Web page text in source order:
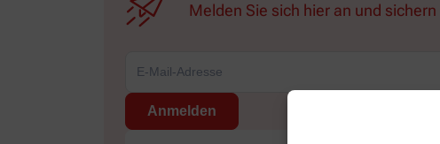
Melden Sie sich hier an und